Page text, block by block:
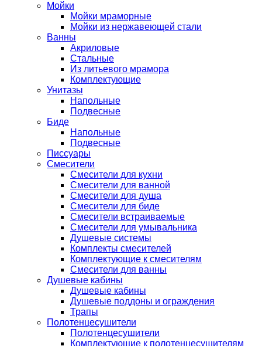
Мойки
Мойки мраморные
Мойки из нержавеющей стали
Ванны
Акриловые
Стальные
Из литьевого мрамора
Комплектующие
Унитазы
Напольные
Подвесные
Биде
Напольные
Подвесные
Писсуары
Смесители
Смесители для кухни
Смесители для ванной
Смесители для душа
Смесители для биде
Смесители встраиваемые
Смесители для умывальника
Душевые системы
Комплекты смесителей
Комплектующие к смесителям
Смесители для ванны
Душевые кабины
Душевые кабины
Душевые поддоны и ограждения
Трапы
Полотенцесушители
Полотенцесушители
Комплектующие к полотенцесушителям